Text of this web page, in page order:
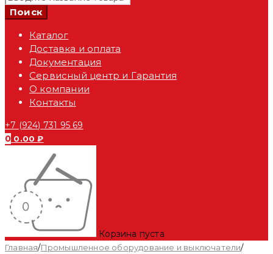
Каталог
Доставка и оплата
Документация
Сервисный центр и Гарантия
О компании
Контакты
+7 (924) 731 95 69
0 0.00₽
Корзина пуста
Главная/Промышленное оборудование и выключатели/